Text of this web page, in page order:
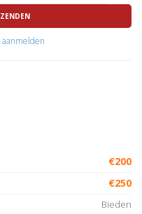
aanmelden
€200
€250
Bieden